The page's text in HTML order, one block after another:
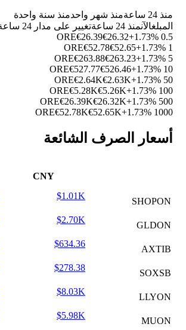
منذ 24 ساعة منذ شهر واحدمنذ سنة واحدة
المبلغالآنمنذ 24 ساعة
تغيير على مدار 24 ساعة
0.5 ORE
€26.39€26.32+1.73%
1 ORE
€52.78€52.65+1.73%
5 ORE
€263.88€263.23+1.73%
10 ORE
€527.77€526.46+1.73%
50 ORE
€2.64K€2.63K+1.73%
100 ORE
€5.28K€5.26K+1.73%
500 ORE
€26.39K€26.32K+1.73%
1000 ORE
€52.78K€52.65K+1.73%
أسعار الصرف الشائعة
CNY
SHOPON
$1.01K
GLDON
$2.70K
AXTIB
$634.36
SOXSB
$278.38
LLYON
$8.03K
MUON
$5.98K